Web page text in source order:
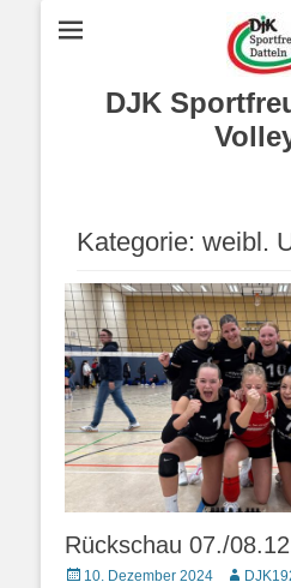
DJK
Kategorie: weibl.
Rückschau 07./
Posted10. Dezember 2024 Autor